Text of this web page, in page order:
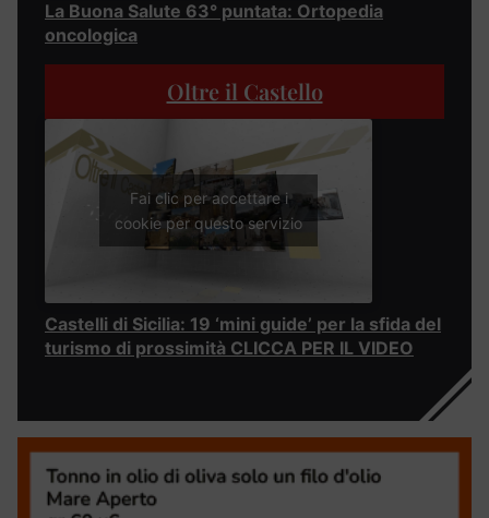
La Buona Salute 63° puntata: Ortopedia
oncologica
Oltre il Castello
Fai clic per accettare i
cookie per questo servizio
Castelli di Sicilia: 19 ‘mini guide’ per la sfida del
turismo di prossimità CLICCA PER IL VIDEO